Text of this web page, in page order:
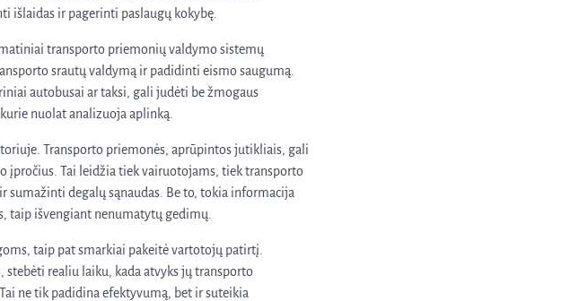
ir pagerinti paslaugų kokybę.
transporto priemonių valdymo sistemų
srautų valdymą ir padidinti eismo saugumą.
autobusai ar taksi, gali judėti be žmogaus
nuolat analizuoja aplinką.
Transporto priemonės, aprūpintos jutikliais, gali
įpročius. Tai leidžia tiek vairuotojams, tiek transporto
degalų sąnaudas. Be to, tokia informacija
taip išvengiant nenumatytų gedimų.
taip pat smarkiai pakeitė vartotojų patirtį.
realiu laiku, kada atvyks jų transporto
ne tik padidina efektyvumą, bet ir suteikia